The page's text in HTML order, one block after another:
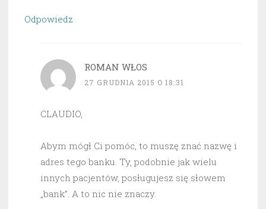
Odpowiedz
ROMAN WŁOS
27 GRUDNIA 2015 O 18:31
CLAUDIO,
Abym mógł Ci pomóc, to muszę znać nazwę i
adres tego banku. Ty, podobnie jak wielu
innych pacjentów, posługujesz się słowem
„bank”. A to nic nie znaczy.